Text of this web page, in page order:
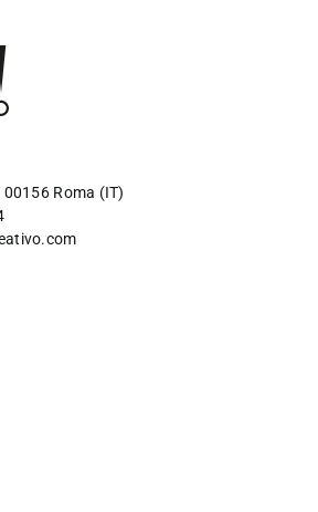
00156 Roma (IT)